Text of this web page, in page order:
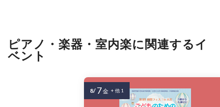
ピアノ・楽器・室内楽に関連するイ
ベント
8/ 7金 + 他 1